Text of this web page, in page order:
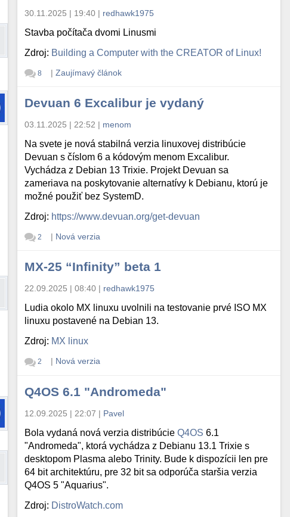
30.11.2025 | 19:40 | redhawk1975
Stavba počítača dvomi Linusmi
Zdroj: Building a Computer with the CREATOR of Linux!
8 | Zaujímavý článok
Devuan 6 Excalibur je vydaný
03.11.2025 | 22:52 | menom
Na svete je nová stabilná verzia linuxovej distribúcie
Devuan s číslom 6 a kódovým menom Excalibur.
Vychádza z Debian 13 Trixie. Projekt Devuan sa
zameriava na poskytovanie alternatívy k Debianu, ktorú je
možné použiť bez SystemD.
Zdroj: https://www.devuan.org/get-devuan
2 | Nová verzia
MX-25 “Infinity” beta 1
22.09.2025 | 08:40 | redhawk1975
Ludia okolo MX linuxu uvolnili na testovanie prvé ISO MX
linuxu postavené na Debian 13.
Zdroj: MX linux
2 | Nová verzia
Q4OS 6.1 "Andromeda"
12.09.2025 | 22:07 | Pavel
Bola vydaná nová verzia distribúcieQ4OS 6.1
"Andromeda", ktorá vychádza z Debianu 13.1 Trixie s
desktopom Plasma alebo Trinity. Bude k dispozícii len pre
64 bit architektúru, pre 32 bit sa odporúča staršia verzia
Q4OS 5 "Aquarius".
Zdroj: DistroWatch.com